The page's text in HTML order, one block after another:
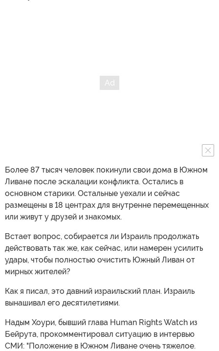
Более 87 тысяч человек покинули свои дома в Южном
Ливане после эскалации конфликта. Остались в
основном старики. Остальные уехали и сейчас
размещены в 18 центрах для внутренне перемещенных
или живут у друзей и знакомых.
Встает вопрос, собирается ли Израиль продолжать
действовать так же, как сейчас, или намерен усилить
удары, чтобы полностью очистить Южный Ливан от
мирных жителей?
Как я писал, это давний израильский план. Израиль
вынашивал его десятилетиями.
Надым Хоури, бывший глава Human Rights Watch из
Бейрута, прокомментировал ситуацию в интервью
СМИ: "Положение в Южном Ливане очень тяжелое.